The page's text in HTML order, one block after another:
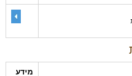
מידע